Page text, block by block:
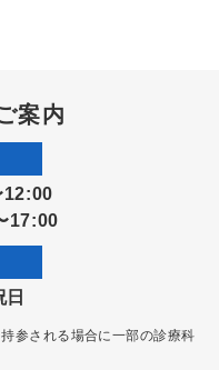
案内
12:00
17:00
参される場合に一部の診療科